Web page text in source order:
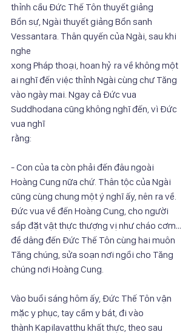
thỉnh cầu Đức Thế Tôn thuyết giảng
Bổn sự, Ngài thuyết giảng Bổn sanh
Vessantara. Thân quyến của Ngài, sau khi
nghe
xong Pháp thoại, hoan hỷ ra về không một
ai nghĩ đến việc thỉnh Ngài cùng chư Tăng
vào ngày mai. Ngay cả Đức vua
Suddhodana cũng không nghĩ đến, vì Đức
vua nghĩ
rằng:
- Con của ta còn phải đến đâu ngoài
Hoàng Cung nữa chứ. Thân tộc của Ngài
cũng cùng chung một ý nghĩ ấy, nên ra về.
Đức vua về đến Hoàng Cung, cho người
sắp đặt vật thực thượng vị như cháo cơm…
để dâng đến Đức Thế Tôn cùng hai muôn
Tăng chúng, sửa soạn nơi ngồi cho Tăng
chúng nơi Hoàng Cung.
Vào buổi sáng hôm ấy, Đức Thế Tôn vận
mặc y phục, tay cầm y bát, đi vào
thành Kapilavatthu khất thực, theo sau